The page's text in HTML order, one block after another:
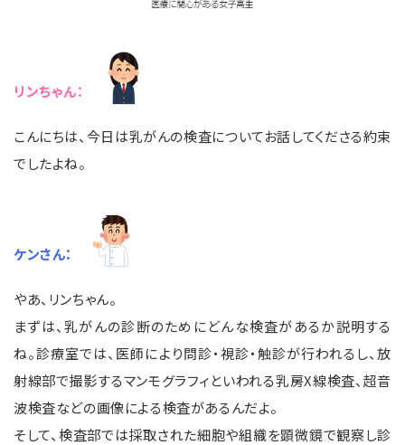
リンちゃん：
こんにちは、今日は乳がんの検査についてお話してくださる約束
でしたよね。
ケンさん：
やあ、リンちゃん。
まずは、乳がんの診断のためにどんな検査があるか説明する
ね。診療室では、医師により問診・視診・触診が行われるし、放
射線部で撮影するマンモグラフィといわれる乳房X線検査、超音
波検査などの画像による検査があるんだよ。
そして、検査部では採取された細胞や組織を顕微鏡で観察し診